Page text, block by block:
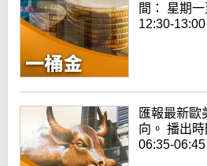
間： 星期
12:30-
匯報最新歐
向。 播出
06:35-06:45